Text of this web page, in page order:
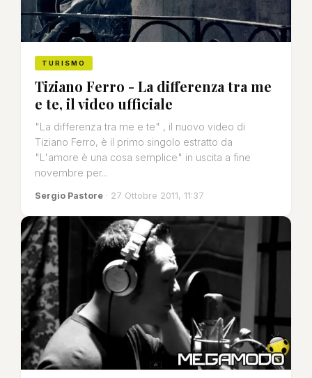
TURISMO
Tiziano Ferro - La differenza tra me
e te, il video ufficiale
"La differenza tra me e te" , il nuovo video di
Tiziano Ferro, è il primo singolo estratto da
"L'amore è una cosa semplice" in uscita a fine
novembre per...
Sergio Pastore · 27 Ottobre 2011, 11:37